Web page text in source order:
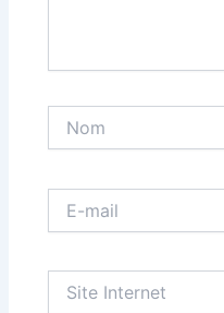
mail
Internet